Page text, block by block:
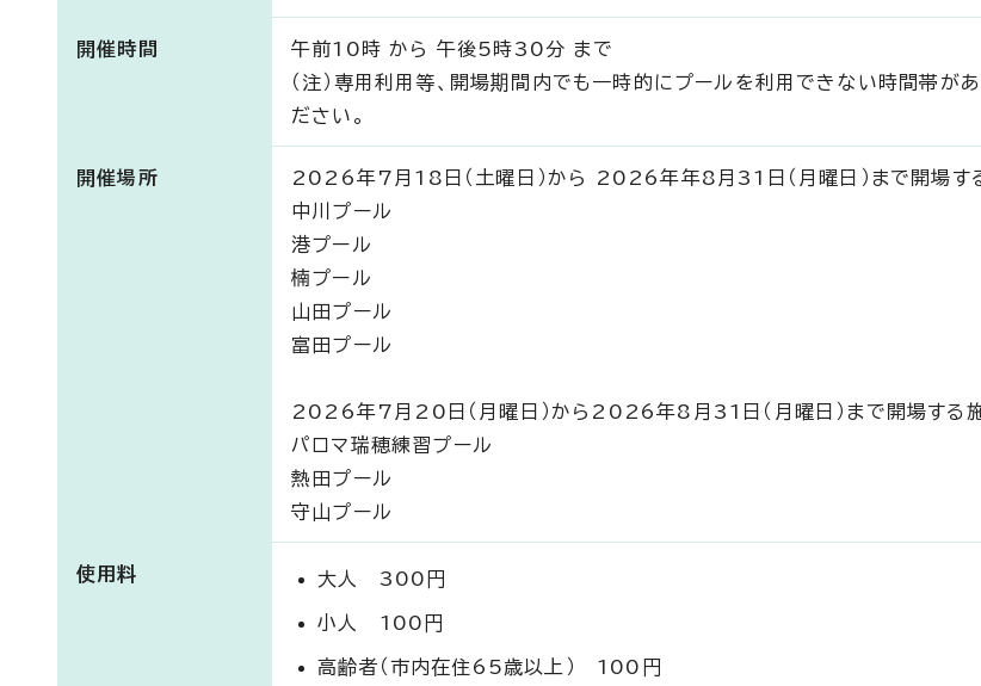
開催時間
午前10時 から 午後5時30分 まで
（注）専用利用等、開場期間内でも一時的にプールを利用できない時間帯が
ださい。
開催場所
2026年7月18日（土曜日）から 2026年年8月31日（月曜日）まで開場す
中川プール
港プール
楠プール
山田プール
富田プール
2026年7月20日（月曜日）から2026年8月31日（月曜日）まで開場する
パロマ瑞穂練習プール
熱田プール
守山プール
使用料 大人 300円
小人 100円
高齢者（市内在住65歳以上） 100円